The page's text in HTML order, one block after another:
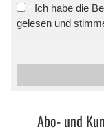
Ich habe die
gelesen und
Abo- und